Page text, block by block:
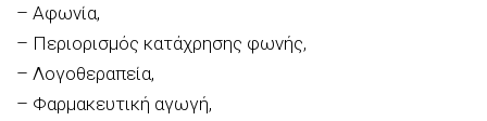
– Αφωνία,
– Περιορισμός κατάχρησης φωνής,
– Λογοθεραπεία,
– Φαρμακευτική αγωγή,